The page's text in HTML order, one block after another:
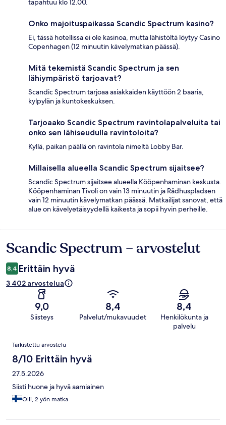
tapahtuu klo 12.00.
Onko majoituspaikassa Scandic Spectrum kasino?
Ei, tässä hotellissa ei ole kasinoa, mutta lähistöltä löytyy Casino
Copenhagen (12 minuutin kävelymatkan päässä).
Mitä tekemistä Scandic Spectrum ja sen
lähiympäristö tarjoavat?
Scandic Spectrum tarjoaa asiakkaiden käyttöön 2 baaria,
kylpylän ja kuntokeskuksen.
Tarjoaako Scandic Spectrum ravintolapalveluita tai
onko sen lähiseudulla ravintoloita?
Kyllä, paikan päällä on ravintola nimeltä Lobby Bar.
Millaisella alueella Scandic Spectrum sijaitsee?
Scandic Spectrum sijaitsee alueella Kööpenhaminan keskusta.
Kööpenhaminan Tivoli on vain 13 minuutin ja Rådhuspladsen
vain 12 minuutin kävelymatkan päässä. Matkailijat sanovat, että
alue on kävelyetäisyydellä kaikesta ja sopii hyvin perheille.
Arvostelut
Scandic Spectrum – arvostelut
8,4 Erittäin hyvä
3 402 arvostelua
9,0
Siisteys
8,4
Palvelut/mukavuudet
8,4
Henkilökunta ja
palvelu
Arvostelut
Tarkistettu arvostelu
8/10 Erittäin hyvä
27.5.2026
Siisti huone ja hyvä aamiainen
Olli, 2 yön matka